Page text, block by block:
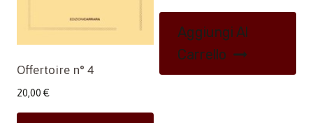
Offertoire n° 4
20,00 €
Aggiungi Al
Carrello